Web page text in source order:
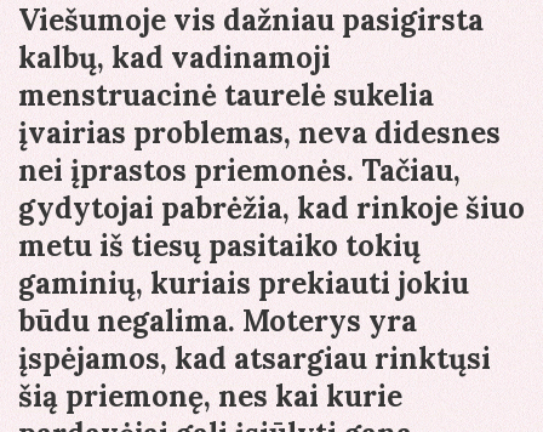
Viešumoje vis dažniau pasigirsta
kalbų, kad vadinamoji
menstruacinė taurelė sukelia
įvairias problemas, neva didesnes
nei įprastos priemonės. Tačiau,
gydytojai pabrėžia, kad rinkoje šiuo
metu iš tiesų pasitaiko tokių
gaminių, kuriais prekiauti jokiu
būdu negalima. Moterys yra
įspėjamos, kad atsargiau rinktųsi
šią priemonę, nes kai kurie